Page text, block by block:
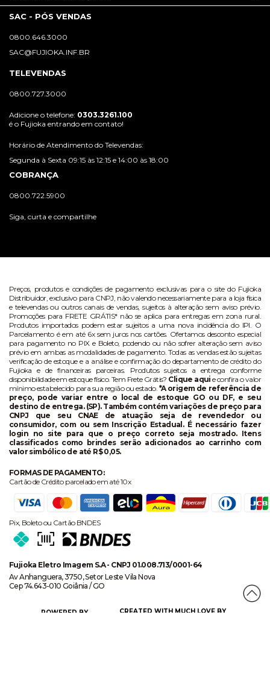
SAC - PÓS VENDAS
0800.646.3000
SAC@FUJIOKA.INF.BR
TELEVENDAS
0800.727.3000
Adicione o telefone: 0303.3261.100
é o Fujioka entrando em contato!
Horário de Atendimento do Televendas:
Segunda à Sexta 09:15 às 12:15 e 14:00 às 18:00
COBRANÇA
0800.722.5900
Siga, curta e compartilhe
Preços, produtos e condições de pagamento exclusivas para o site do Fujioka
Distribuidor, exclusivo para CNPJ, não valendo necessariamente para a loja física
e televendas ou outros canais de vendas, sujeitos à alteração sem aviso prévio.
Promoções para FRETE GRÁTIS* não se aplica para entregas em zona rural.
Produtos importados podem estar sujeitos a uma nova incidência do IPI. O
Parcelamento é em até 6x sem juros nos cartões. Ofertamos desconto especial
para pagamento no PIX e Boleto, podendo ou não sofrer alteração sem aviso
prévio em ambas as modalidades de pagamento. Todas as vendas estão sujeitas
verificação de estoque e a análise e confirmação do departamento de crédito do
Fujioka e de financeiras parceiras. Produtos sujeitos a entrega conforme
disponibilidade em estoque físico. Tem Frete Grátis? Clique aqui e confira o valor
mínimo estabelecido para sua região ou estado. *A origem de referência de
preço, pode variar entre o local de estoque GO ou DF, e seu
destino de entrega. (SP). Também contém variações de preço para
CNPJ que seu CNAE de atuação seja de revendedor ou
consumidor, com ou sem Inscrição Estadual. É necessário fazer
login no site para que o preço correto seja mostrado. Itens
classificados como brindes serão adicionados ao carrinho com
valor simbólico de até R$ 0,05.
FORMAS DE PAGAMENTO:
Cartão de Crédito parcelado em até 10x
Pix, Boleto ou Cartão BNDES
Fujioka Eletro Imagem S.A - CNPJ 01.008.713/0001-64
Av Anhanguera, 3750, Setor Leste Vila Nova
Cep 74.643-010 Goiânia / GO
POWERED BY CREATED WITH MUCH LOVE BY